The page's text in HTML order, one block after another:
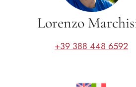
Lorenzo
+39 388 448 6592